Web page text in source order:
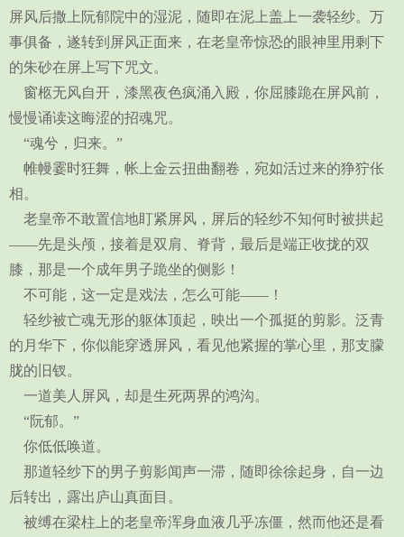
屏风后撒上阮郁院中的湿泥，随即在泥上盖上一袭轻纱。万
事俱备，遂转到屏风正面来，在老皇帝惊恐的眼神里用剩下
的朱砂在屏上写下咒文。
窗柩无风自开，漆黑夜色疯涌入殿，你屈膝跪在屏风前，
慢慢诵读这晦涩的招魂咒。
“魂兮，归来。”
帷幔霎时狂舞，帐上金云扭曲翻卷，宛如活过来的狰狞伥
相。
老皇帝不敢置信地盯紧屏风，屏后的轻纱不知何时被拱起
——先是头颅，接着是双肩、脊背，最后是端正收拢的双
膝，那是一个成年男子跪坐的侧影！
不可能，这一定是戏法，怎么可能——！
轻纱被亡魂无形的躯体顶起，映出一个孤挺的剪影。泛青
的月华下，你似能穿透屏风，看见他紧握的掌心里，那支朦
胧的旧钗。
一道美人屏风，却是生死两界的鸿沟。
“阮郁。”
你低低唤道。
那道轻纱下的男子剪影闻声一滞，随即徐徐起身，自一边
后转出，露出庐山真面目。
被缚在梁柱上的老皇帝浑身血液几乎冻僵，然而他还是看